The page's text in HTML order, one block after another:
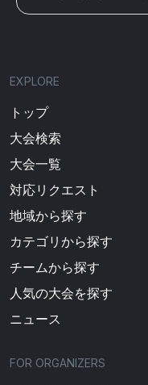
EXPLORE
トップ
大会検索
大会一覧
対応リクエスト
地域から探す
カテゴリから探す
チームから探す
人気の大会を探す
ニュース
FOR ORGANIZERS